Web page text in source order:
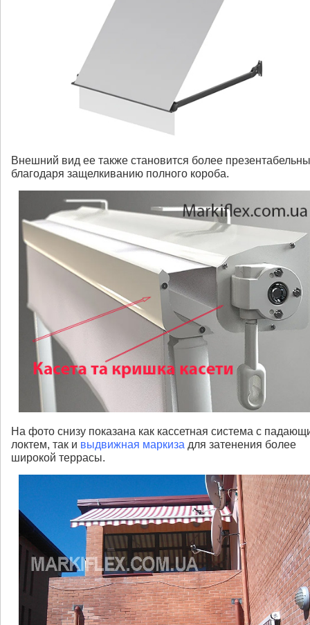
Внешний вид ее также становится более
благодаря защелкиванию полного короба.
На фото снизу показана как кассетная система с
локтем, так и выдвижная маркиза для затенения более
широкой террасы.